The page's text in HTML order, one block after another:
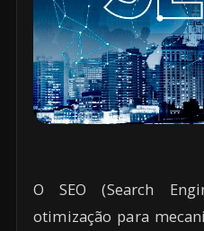
O SEO (Search
otimização para